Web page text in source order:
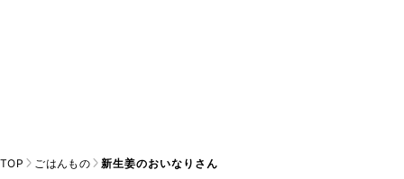
TOP ごはんもの 新生姜のおいなりさん